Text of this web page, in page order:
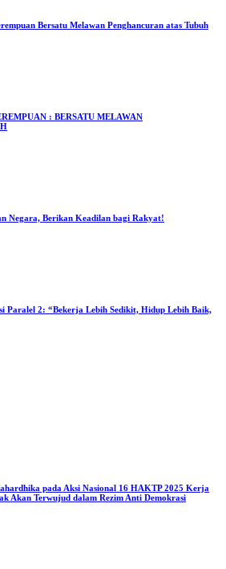
Bersatu Melawan Penghancuran atas Tubuh
: BERSATU MELAWAN
Negara, Berikan Keadilan bagi Rakyat!
Paralel 2: “Bekerja Lebih Sedikit, Hidup Lebih Baik,
pada Aksi Nasional 16 HAKTP 2025 Kerja
Akan Terwujud dalam Rezim Anti Demokrasi